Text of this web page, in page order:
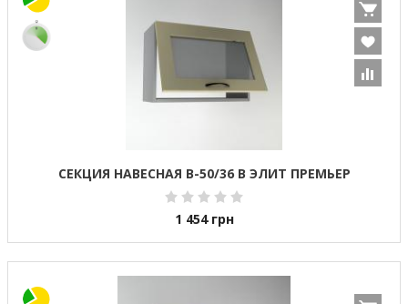
СЕКЦИЯ НАВЕСНАЯ В-50/36 В ЭЛИТ ПРЕМЬЕР
1 454 грн